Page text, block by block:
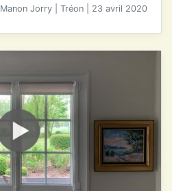
Manon Jorry | Tréon | 23 avril 2020